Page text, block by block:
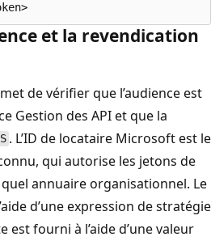
et la revendication
de vérifier que l’audience est
Gestion des API et que la
. L’ID de locataire Microsoft est le
qui autorise les jetons de
annuaire organisationnel. Le
d’une expression de stratégie
est fourni à l’aide d’une valeur